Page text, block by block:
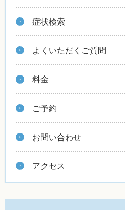
症状検索
よくいただくご質問
料金
ご予約
お問い合わせ
アクセス